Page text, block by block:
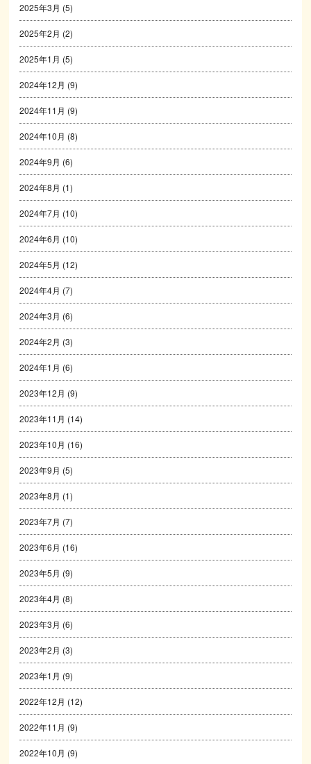
2025年3月 (5)
2025年2月 (2)
2025年1月 (5)
2024年12月 (9)
2024年11月 (9)
2024年10月 (8)
2024年9月 (6)
2024年8月 (1)
2024年7月 (10)
2024年6月 (10)
2024年5月 (12)
2024年4月 (7)
2024年3月 (6)
2024年2月 (3)
2024年1月 (6)
2023年12月 (9)
2023年11月 (14)
2023年10月 (16)
2023年9月 (5)
2023年8月 (1)
2023年7月 (7)
2023年6月 (16)
2023年5月 (9)
2023年4月 (8)
2023年3月 (6)
2023年2月 (3)
2023年1月 (9)
2022年12月 (12)
2022年11月 (9)
2022年10月 (9)